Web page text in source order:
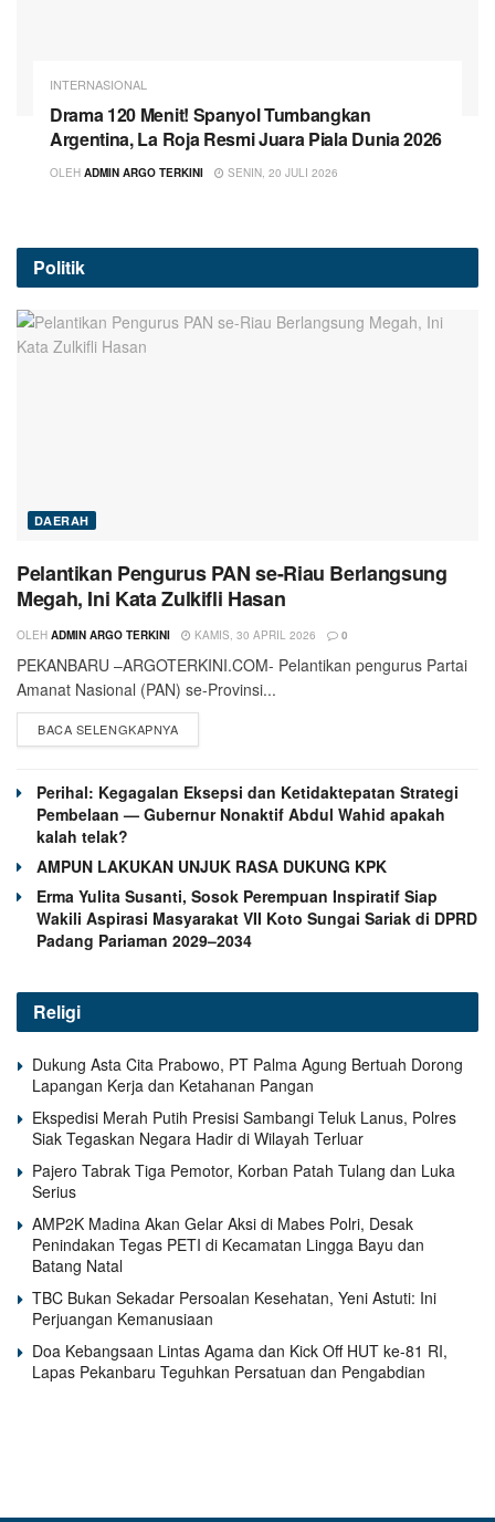
INTERNASIONAL
Drama 120 Menit! Spanyol Tumbangkan
Argentina, La Roja Resmi Juara Piala Dunia 2026
OLEH ADMIN ARGO TERKINI SENIN, 20 JULI 2026
Politik
DAERAH
Pelantikan Pengurus PAN se-Riau Berlangsung
Megah, Ini Kata Zulkifli Hasan
OLEH ADMIN ARGO TERKINI KAMIS, 30 APRIL 2026 0
PEKANBARU –ARGOTERKINI.COM- Pelantikan pengurus Partai
Amanat Nasional (PAN) se-Provinsi...
BACA SELENGKAPNYA
Perihal: Kegagalan Eksepsi dan Ketidaktepatan Strategi
Pembelaan — Gubernur Nonaktif Abdul Wahid apakah
kalah telak?
AMPUN LAKUKAN UNJUK RASA DUKUNG KPK
Erma Yulita Susanti, Sosok Perempuan Inspiratif Siap
Wakili Aspirasi Masyarakat VII Koto Sungai Sariak di DPRD
Padang Pariaman 2029–2034
Religi
Dukung Asta Cita Prabowo, PT Palma Agung Bertuah Dorong
Lapangan Kerja dan Ketahanan Pangan
Ekspedisi Merah Putih Presisi Sambangi Teluk Lanus, Polres
Siak Tegaskan Negara Hadir di Wilayah Terluar
Pajero Tabrak Tiga Pemotor, Korban Patah Tulang dan Luka
Serius
AMP2K Madina Akan Gelar Aksi di Mabes Polri, Desak
Penindakan Tegas PETI di Kecamatan Lingga Bayu dan
Batang Natal
TBC Bukan Sekadar Persoalan Kesehatan, Yeni Astuti: Ini
Perjuangan Kemanusiaan
Doa Kebangsaan Lintas Agama dan Kick Off HUT ke-81 RI,
Lapas Pekanbaru Teguhkan Persatuan dan Pengabdian